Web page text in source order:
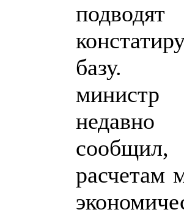
подводят
базу.
недавно
расчетам